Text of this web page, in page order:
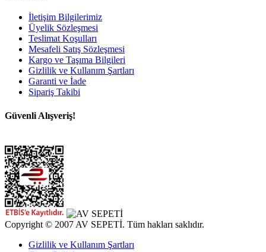
İletişim Bilgilerimiz
Üyelik Sözleşmesi
Teslimat Koşulları
Mesafeli Satış Sözleşmesi
Kargo ve Taşıma Bilgileri
Gizlilik ve Kullanım Şartları
Garanti ve İade
Sipariş Takibi
Güvenli Alışveriş!
Copyright © 2007 AV SEPETİ. Tüm hakları saklıdır.
Gizlilik ve Kullanım Şartları